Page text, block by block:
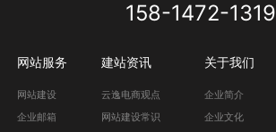
158-1472-1319
网站服务
网站建设
企业邮箱
建站资讯
云逸电商观点
网站建设常识
关于我们
企业简介
企业文化